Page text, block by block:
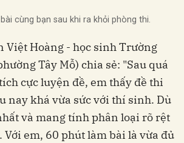
cùng bạn sau khi ra khỏi phòng thi.
Việt Hoàng - học sinh Trường
Tây Mỗ) chia sẻ: "Sau quá
cực luyện đề, em thấy đề thi
nay khá vừa sức với thí sinh. Dù
và mang tính phân loại rõ rệt
Với em, 60 phút làm bài là vừa đủ